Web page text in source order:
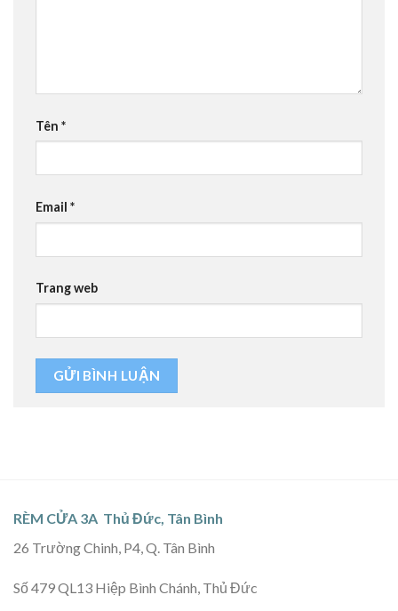
Tên *
Email *
Trang web
RÈM CỬA 3A Thủ Đức, Tân Bình
26 Trường Chinh, P4, Q. Tân Bình
Số 479 QL13 Hiệp Bình Chánh, Thủ Đức